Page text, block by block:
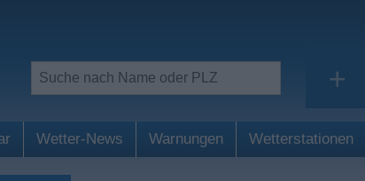
+
Wetter-News Warnungen Wetterstationen